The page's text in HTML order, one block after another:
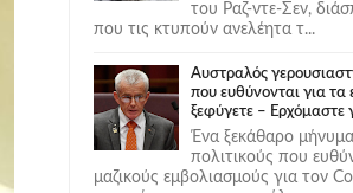
του Ραζ-ντε-Σεν,
που τις κτυπούν ανελέητα τ...
Αυστραλός
που ευθύνονται για τα
ξεφύγετε – Ερχόμαστε
Ένα ξεκάθαρο
πολιτικούς που
μαζικούς εμβολιασμούς για τον